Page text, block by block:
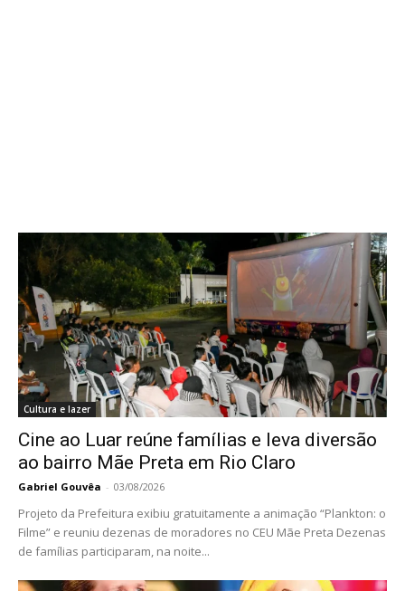
Cultura e lazer
Cine ao Luar reúne famílias e leva diversão
ao bairro Mãe Preta em Rio Claro
Gabriel Gouvêa - 03/08/2026
Projeto da Prefeitura exibiu gratuitamente a animação “Plankton: o
Filme” e reuniu dezenas de moradores no CEU Mãe Preta Dezenas
de famílias participaram, na noite...